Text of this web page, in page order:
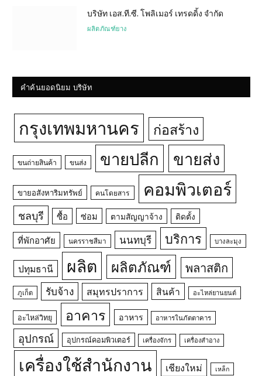
บริษัท เอส.ที.ซี. โพลิเมอร์ เทรดดิ้ง จำกัด
ผลิตภัณฑ์ยาง
คำค้นยอดนิยม บริษัท
กรุงเทพมหานคร ก่อสร้าง
ขนถ่ายสินค้า ขนส่ง ขายปลีก ขายส่ง
ขายอสังหาริมทรัพย์ คนโดยสาร คอมพิวเตอร์
ชลบุรี ซื้อ ซ่อม ตามสัญญาจ้าง ติดตั้ง
ที่พักอาศัย นครราชสีมา นนทบุรี บริการ บางละมุง
ปทุมธานี ผลิต ผลิตภัณฑ์ พลาสติก
ภูเก็ต รับจ้าง สมุทรปราการ สินค้า อะไหล่ยานยนต์
อะไหล่วิทยุ อาคาร อาหาร อาหารในภัตตาคาร
อุปกรณ์ อุปกรณ์คอมพิวเตอร์ เครื่องจักร เครื่องสำอาง
เครื่องใช้สำนักงาน เชียงใหม่ เหล็ก